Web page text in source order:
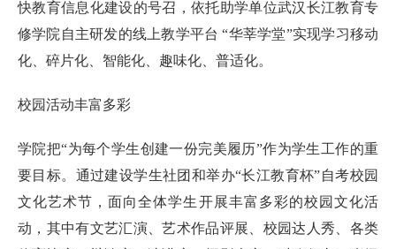
快教育信息化建设的号召，依托助学单位武汉长江教育专
修学院自主研发的线上教学平台 “华莘学堂”实现学习移动
化、碎片化、智能化、趣味化、普适化。
校园活动丰富多彩
学院把“为每个学生创建一份完美履历”作为学生工作的重
要目标。通过建设学生社团和举办“长江教育杯”自考校园
文化艺术节，面向全体学生开展丰富多彩的校园文化活
动，其中有文艺汇演、艺术作品评展、校园达人秀、各类